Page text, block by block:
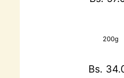
200g
Bs.